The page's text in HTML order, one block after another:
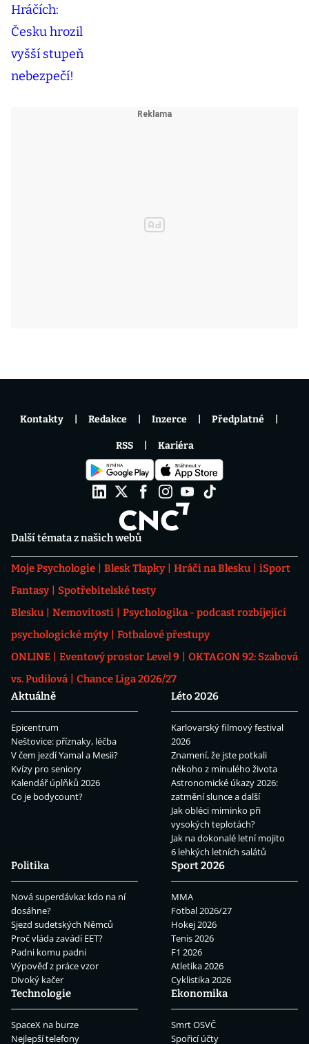
Další témata z našich webů
Moje Psychologie Blesk Tlapky Hráči na Blesku
iSport
Fantasy
Spotřebitelské testy
Blesku
Nemovitosti
Psychologika - podcast rozbíjející
psychologické mýty
Fotbalové přestupy
ONLINE
Eventový prostor Level 9
OKTAGON 92: Szabová
vs. Pudilová
Chance Liga 2026/27
Aktuálně
Epicentrum
Neštovice: příznaky, léčba
V čem jezdí Yamal a Mesii?
Kvízy pro seniory
Kalendář úplňků 2026
Co je bodycount?
Léto 2026
Karlovarský filmový festival
2026
Znamení, že jste potkali
někoho z minulého života
Astronomické úkazy 2026:
zatmění slunce a další
Jak obléci miminko při
vysokých teplotách?
Jak na dokonalé letní mojito
6 lehkých letních salátů
Politika
Nová superdávka: kdo na ní
dosáhne?
Sjezd sudetských Němců
Proč vláda zavádí EET?
Padni komu padni
Výpověď z práce vzor
Divoký kačer
Sport 2026
MMA
Fotbal 2026/27
Hokej 2026
Tenis 2026
F1 2026
Atletika 2026
Cyklistika 2026
Technologie
SpaceX na burze
Nejlepší telefony
Ekonomika
Smrt OSVČ
Spořicí účty
Kontakty Redakce Inzerce Předplatné
RSS Kariéra